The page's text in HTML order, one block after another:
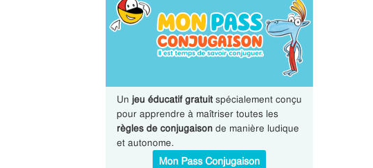
Un jeu éducatif gratuitspécialement conçu
pour apprendre à maîtriser toutes les
règles de conjugaisonde manière ludique
et autonome.
Mon Pass Conjugaison